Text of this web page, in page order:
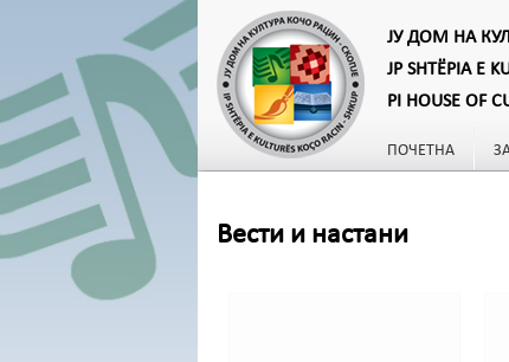
ЈУ ДОМ НА
JP SHTËPIA E
PI HOUSE OF
ПОЧЕТНА
Вести и настани